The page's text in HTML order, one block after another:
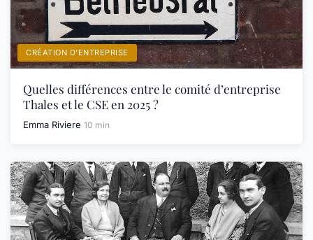
CRÉATION D’ENTREPRISE
Quelles différences entre le comité d’entreprise
Thales et le CSE en 2025 ?
Emma Riviere 10 min